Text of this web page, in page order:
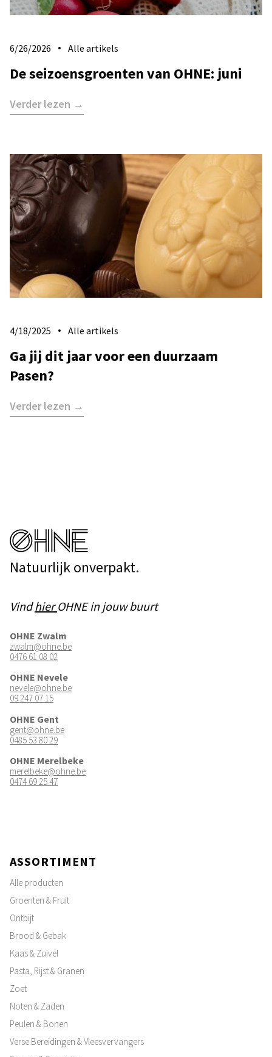
6/26/2026 Alle artikels
De seizoensgroenten van OHNE: juni
Verder lezen →
4/18/2025 Alle artikels
Ga jij dit jaar voor een duurzaam
Pasen?
Verder lezen →
Natuurlijk onverpakt.
VindhierOHNE in jouw buurt
OHNE Zwalm
zwalm@ohne.be
0476 61 08 02
OHNE Nevele
nevele@ohne.be
09 247 07 15
OHNE Gent
gent@ohne.be
0485 53 80 29
OHNE Merelbeke
merelbeke@ohne.be
0474 69 25 47
ASSORTIMENT
Alle producten
Groenten & Fruit
Ontbijt
Brood & Gebak
Kaas & Zuivel
Pasta, Rijst & Granen
Zoet
Noten & Zaden
Peulen & Bonen
Verse Bereidingen & Vleesvervangers